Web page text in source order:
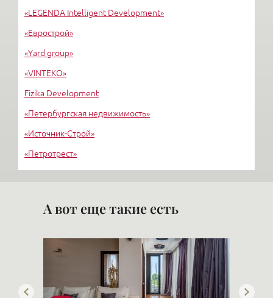
«Монплезир»
«LEGENDA Intelligent Development»
«Еврострой»
«Yard group»
«VINTEKO»
Fizika Development
«Петербургская недвижимость»
«Источник-Строй»
«Петротрест»
А вот еще такие есть